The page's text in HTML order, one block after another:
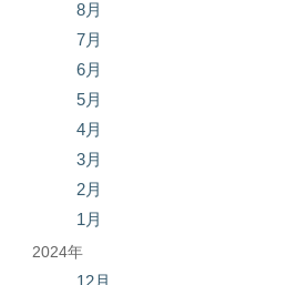
8月
7月
6月
5月
4月
3月
2月
1月
2024年
12月